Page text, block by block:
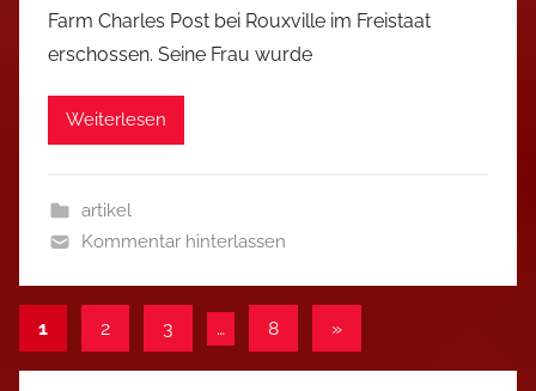
Farm Charles Post bei Rouxville im Freistaat
erschossen. Seine Frau wurde
Weiterlesen
artikel
Kommentar hinterlassen
Seitennummerierung
der
1 2 3 … 8
Nächste
»